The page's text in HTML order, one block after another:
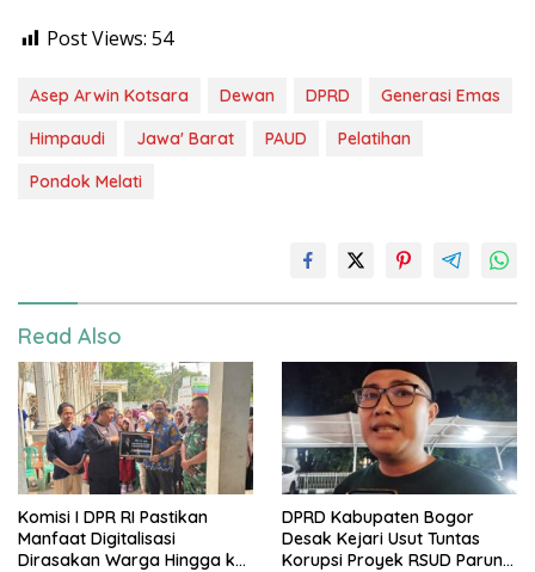
Post Views: 54
Asep Arwin Kotsara Dewan DPRD
Generasi Emas
Himpaudi
Jawa' Barat PAUD
Pelatihan
Pondok Melati
Read Also
Komisi I DPR RI Pastikan
Manfaat Digitalisasi
Dirasakan Warga Hingga ke
DPRD Kabupaten Bogor
Desak Kejari Usut Tuntas
Korupsi Proyek RSUD Parung,